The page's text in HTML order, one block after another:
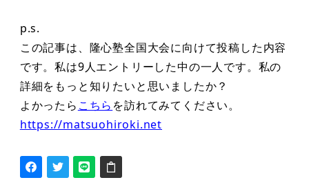
p.s.
この記事は、隆心塾全国大会に向けて投稿した内容
です。私は9人エントリーした中の一人です。私の
詳細をもっと知りたいと思いましたか？
よかったら こちら を訪れてみてください。
https://matsuohiroki.net